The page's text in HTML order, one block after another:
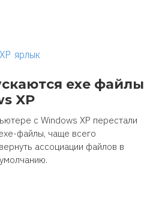
ярлык
exe файлы
XP
с Windows XP перестали
файлы, чаще всего
ассоциации файлов в